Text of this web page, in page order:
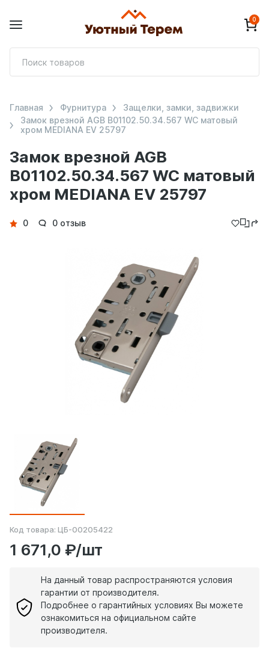
0
Замок врезной AGB
B01102.50.34.567 WC матовый
хром MEDIANA EV 25797
Главная Фурнитура
Защелки, замки, задвижки
Замок врезной AGB B01102.50.34.567 WC матовый
хром MEDIANA EV 25797
Детали
0 0 отзыв
Код товара: ЦБ-00205422
1 671,0 ₽/шт
На данный товар распространяются условия
гарантии от производителя.
Подробнее о гарантийных условиях Вы можете
ознакомиться на официальном сайте
производителя.